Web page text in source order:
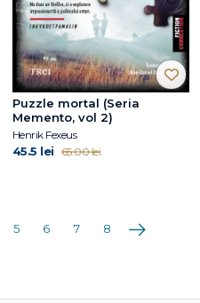
Puzzle mortal (Seria
Memento, vol 2)
Henrik Fexeus
45.5 lei 65.00 lei
5 6 7 8 Următoarea